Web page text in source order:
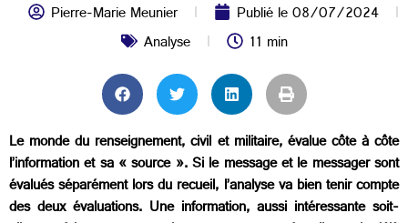
Pierre-Marie Meunier Publié le08/07/2024
Analyse
11 min
Le monde du renseignement, civil et militaire, évalue côte à côte
l’information et sa « source ». Si le message et le messager sont
évalués séparément lors du recueil, l’analyse va bien tenir compte
des deux évaluations. Une information, aussi intéressante soit-